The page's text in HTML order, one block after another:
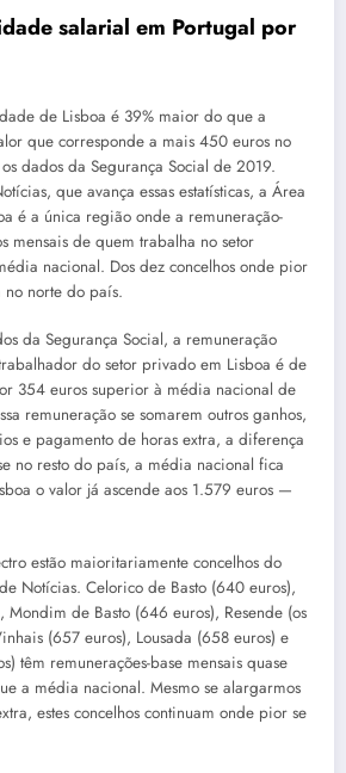
salarial em Portugal por
de Lisboa é 39% maior do que a
que corresponde a mais 450 euros no
dados da Segurança Social de 2019.
que avança essas estatísticas, a Área
é a única região onde a remuneração-
mensais de quem trabalha no setor
nacional. Dos dez concelhos onde pior
no norte do país.
da Segurança Social, a remuneração
do setor privado em Lisboa é de
354 euros superior à média nacional de
remuneração se somarem outros ganhos,
e pagamento de horas extra, a diferença
no resto do país, a média nacional fica
o valor já ascende aos 1.579 euros —
estão maioritariamente concelhos do
Notícias. Celorico de Basto (640 euros),
Mondim de Basto (646 euros), Resende (os
(657 euros), Lousada (658 euros) e
têm remunerações-base mensais quase
a média nacional. Mesmo se alargarmos
estes concelhos continuam onde pior se